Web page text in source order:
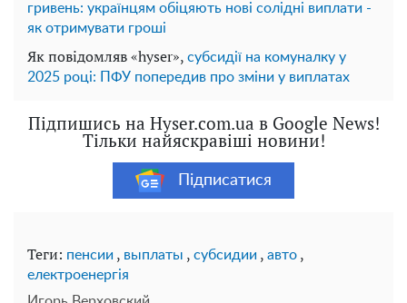
гривень: українцям обіцяють нові солідні виплати -
як отримувати гроші
Як повідомляв «hyser», субсидії на комуналку у
2025 році: ПФУ попередив про зміни у виплатах
Підпишись на Hyser.com.ua в Google News!
Тільки найяскравіші новини!
Підписатися